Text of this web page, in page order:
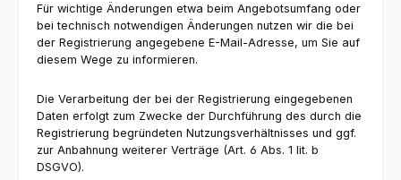
Für wichtige Änderungen etwa beim Angebotsumfang oder
bei technisch notwendigen Änderungen nutzen wir die bei
der Registrierung angegebene E-Mail-Adresse, um Sie auf
diesem Wege zu informieren.
Die Verarbeitung der bei der Registrierung eingegebenen
Daten erfolgt zum Zwecke der Durchführung des durch die
Registrierung begründeten Nutzungsverhältnisses und ggf.
zur Anbahnung weiterer Verträge (Art. 6 Abs. 1 lit. b
DSGVO).